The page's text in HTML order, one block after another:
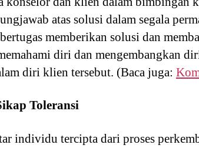
atas solusi dalam segala
memberikan solusi dan
diri dan mengembangkan
diri klien tersebut. (Baca juga:
Toleransi
individu tercipta dari proses